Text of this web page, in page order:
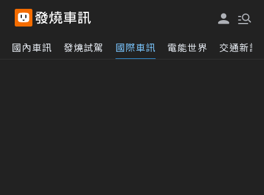
國內車訊 發燒試駕 國際車訊 電能世界 交通新訊